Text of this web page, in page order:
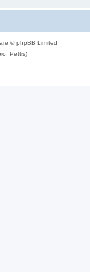
© phpBB Limited
Pettis)